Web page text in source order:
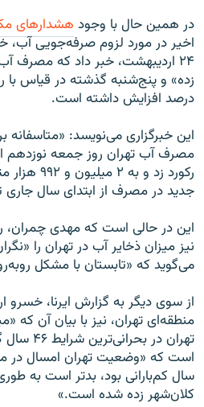
در همین حال با وجود هشدارهای
اخیر در مورد لزوم صرفه‌جویی آب،
۲۴ اردیبهشت، خبر داد که مصرف
زده» و پنج‌شنبه گذشته در قیاس
درصد افزایش داشته‌ است.
این خبرگزاری می‌نویسد: «متاسفانه
مصرف آب تهران روز جمعه نوزدهم
رکورد زد
جدید در مصرف از ابتدای سال
این در حالی است که مهدی چمران،
نیز میزان ذخایر آب در تهران را
می‌گوید که «تابستان با مشکل
از سوی دیگر به گزارش ایرنا، خسرو
منطقه‌ای تهران، نیز با بیان آن که
تهران در
سال کم‌بارانی بود، بدتر است به
کلان‌شهر زده شده‌ است.»